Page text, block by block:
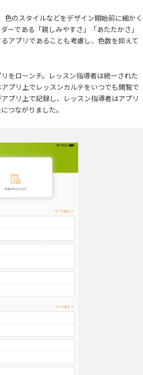
のスタイルなどをデザイン開始前に細かく
ーである「親しみやすさ」「あたたかさ」
アプリであることも考慮し、色数を抑えて
をローンチ。レッスン指導者は統一された
プリ上でレッスンカルテをいつでも閲覧で
プリ上で記録し、レッスン指導者はアプリ
つながりました。